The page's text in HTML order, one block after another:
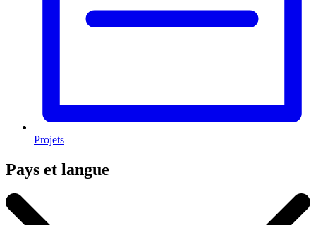
Projets
Pays et langue